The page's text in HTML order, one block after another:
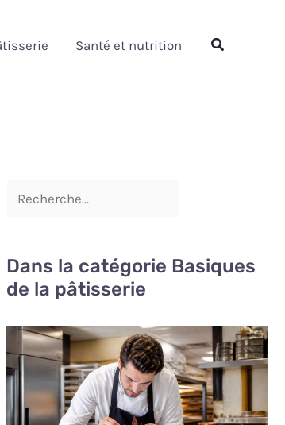
Santé et nutrition Rechercher
Dans la catégorie Basiques
de la pâtisserie